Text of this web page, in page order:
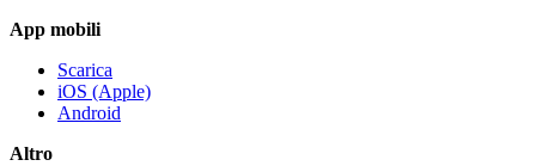
App mobili
Scarica
iOS (Apple)
Android
Altro